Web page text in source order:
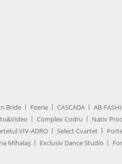
Bride Feerie CASCADA AB-
Complex Codru Nativ
VIV-ADRO Select Cvartet
Mihalaș Exclusiv Dance Studio